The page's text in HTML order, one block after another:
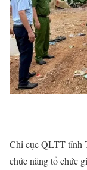
Chi cục QLTT tỉnh
chức năng tổ chức